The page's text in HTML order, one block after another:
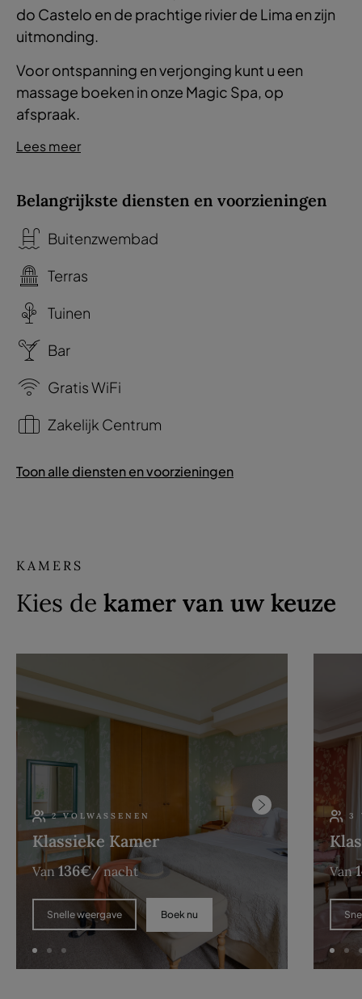
do Castelo en de prachtige rivier de Lima en zijn
uitmonding.
Voor ontspanning en verjonging kunt u een
massage boeken in onze Magic Spa, op
afspraak.
Lees meer
Belangrijkste diensten en voorzieningen
Buitenzwembad
Terras
Tuinen
Bar
Gratis WiFi
Zakelijk Centrum
Toon alle diensten en voorzieningen
KAMERS
Kies de kamer van uw keuze
2 VOLWASSENEN
Klassieke Kamer
Van 136€/ nacht
Snelle weergave Boek nu
3
Van